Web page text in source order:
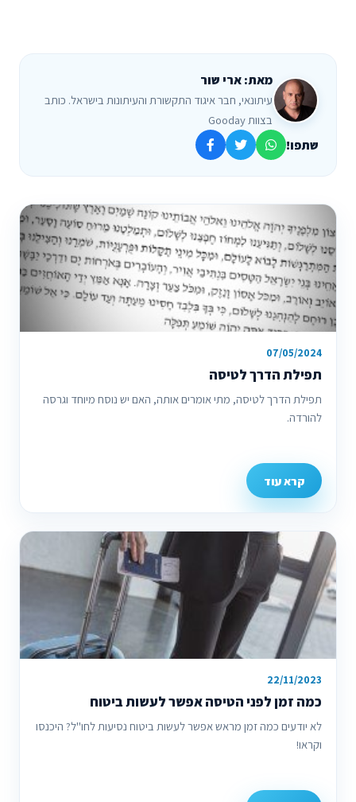
מאת: ארי שור
עיתונאי, חבר איגוד התקשורת והעיתונות בישראל. כותב
בצוות Gooday
שתפו!
07/05/2024
תפילת הדרך לטיסה
תפילת הדרך לטיסה, מתי אומרים אותה, האם יש נוסח מיוחד וגרסה
להורדה.
קרא עוד
22/11/2023
כמה זמן לפני הטיסה אפשר לעשות ביטוח
לא יודעים כמה זמן מראש אפשר לעשות ביטוח נסיעות לחו''ל? היכנסו
וקראו!